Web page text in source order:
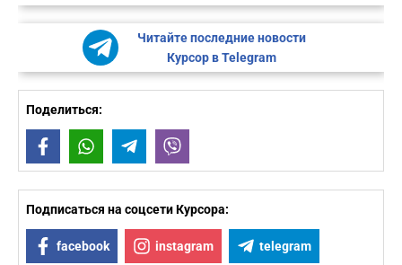
Читайте последние новости
Курсор в Telegram
Поделиться:
FacebookWhatsAppTelegram
Подписаться на соцсети Курсора:
facebook instagram telegram